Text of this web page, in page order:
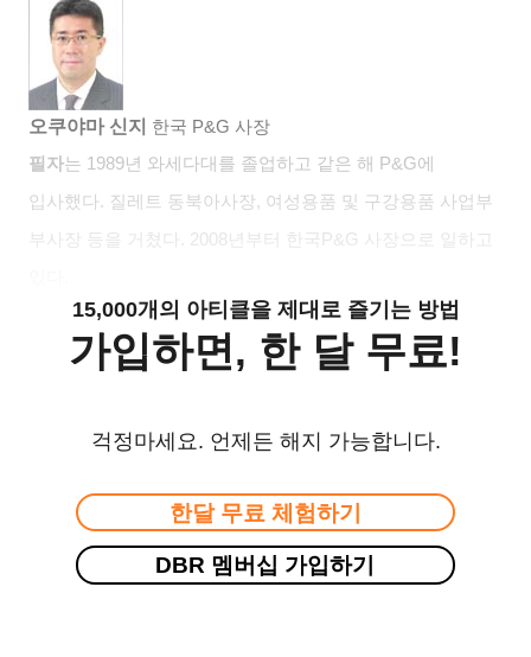
오쿠야마 신지 한국 P&G 사장
필자는 1989년 와세다대를 졸업하고 같은 해 P&G에
입사했다 . 질레트 동북아사장, 여성용품 및 구강용품 사업부
부사장 등을 거쳤다
. 2008 년부터 한국 P&G
사장으로 일하고
15,000개의 아티클을 제대로 즐기는 방법
가입하면, 한 달 무료!
걱정마세요. 언제든 해지 가능합니다.
한달 무료 체험하기
DBR 멤버십 가입하기